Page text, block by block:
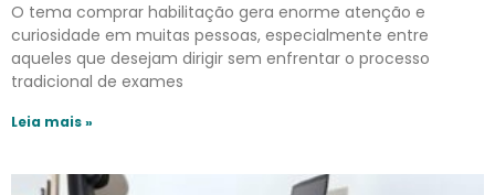
O tema comprar habilitação gera enorme atenção e
curiosidade em muitas pessoas, especialmente entre
aqueles que desejam dirigir sem enfrentar o processo
tradicional de exames
Leia mais »